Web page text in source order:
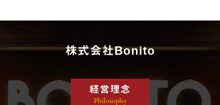
株式会社Bonito
経営理念
Philosophy